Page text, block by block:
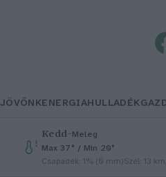
JÖVŐNKENERGIAHULLADÉK
Kedd–Meleg
Max 37° / Min 20°
Csapadék: 1% (0 mm)Szél: 13